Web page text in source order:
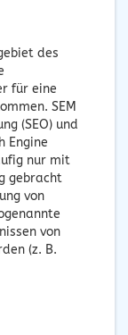
des
für eine
SEM
(SEO) und
Engine
nur mit
gebracht
von
von
(z. B.